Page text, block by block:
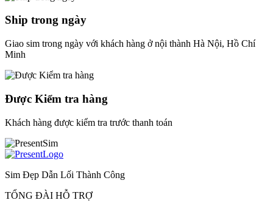
Ship trong ngày
Giao sim trong ngày với khách hàng ở nội thành Hà Nội, Hồ Chí
Minh
Được Kiểm tra hàng
Khách hàng được kiểm tra trước thanh toán
Sim Đẹp Dẫn Lối Thành Công
TỔNG ĐÀI HỖ TRỢ